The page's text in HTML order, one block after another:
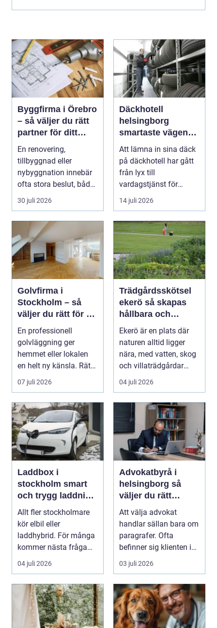
Byggfirma i Örebro
– så väljer du rätt
partner för ditt
projekt
En renovering,
tillbyggnad eller
nybyggnation innebär
ofta stora beslut, både
ekonomiskt ...
30 juli 2026
Däckhotell
helsingborg
smartaste vägen
till säkra hjulskift
Att lämna in sina däck
på däckhotell har gått
från lyx till
vardagstjänst för
många bilägare. I
14 juli 2026
Golvfirma i
Stockholm – så
väljer du rätt för ett
hållbart golv
En professionell
golvläggning ger
hemmet eller lokalen
en helt ny känsla. Rätt
materi...
07 juli 2026
Trädgårdsskötsel
ekerö så skapas
hållbara och
vackra utemiljöer
året runt
Ekerö är en plats där
naturen alltid ligger
nära, med vatten, skog
och villaträdgårdar
som ramar in ...
04 juli 2026
Laddbox i
stockholm smart
och trygg laddning
hemma och på
jobbet
Allt fler stockholmare
kör elbil eller
laddhybrid. För många
kommer nästa fråga
direkt: hur laddar m...
04 juli 2026
Advokatbyrå i
helsingborg så
väljer du rätt
juridiskt stöd
Att välja advokat
handlar sällan bara om
paragrafer. Ofta
befinner sig klienten i
en utsatt situatio...
03 juli 2026